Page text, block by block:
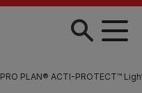
PRO PLAN® ACTI-PROTECT™